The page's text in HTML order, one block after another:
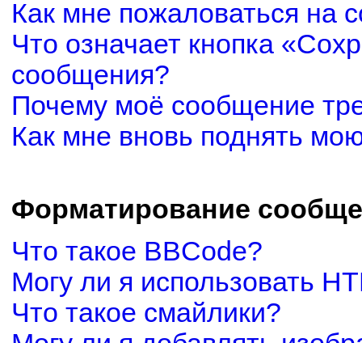
Как мне пожаловаться на
Что означает кнопка
сообщения?
Почему моё сообщение
Как мне вновь поднять
Форматирование
Что такое BBCode?
Могу ли я использовать
Что такое смайлики?